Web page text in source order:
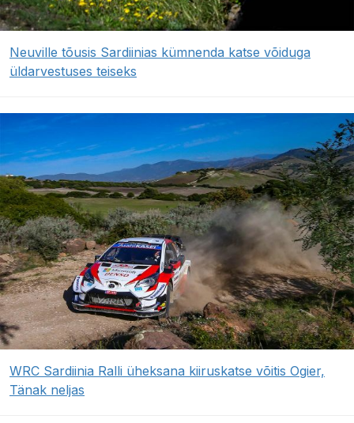
Neuville tõusis Sardiinias kümnenda katse võiduga
üldarvestuses teiseks
WRC Sardiinia Ralli üheksana kiiruskatse võitis Ogier,
Tänak neljas